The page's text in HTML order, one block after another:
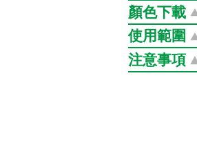
銀離子・天然
生活中，一
帶有正電荷
食、繁殖、排
菌持久原因
顏色下載
顏色下載：青
青葉
色卡ASE檔：
使用範圍
適用場所：大
注意事項